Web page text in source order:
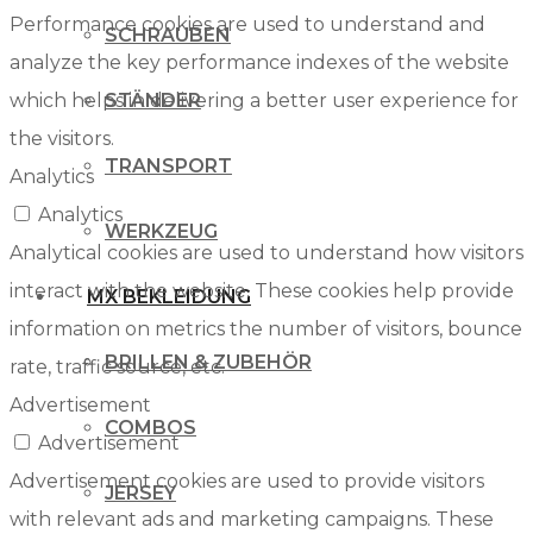
SCHRAUBEN
STÄNDER
TRANSPORT
WERKZEUG
MX BEKLEIDUNG
BRILLEN & ZUBEHÖR
COMBOS
JERSEY
Performance cookies are used to understand and
analyze the key performance indexes of the website
which helps in delivering a better user experience for
the visitors.
Analytics
Analytics
Analytical cookies are used to understand how visitors
interact with the website. These cookies help provide
information on metrics the number of visitors, bounce
rate, traffic source, etc.
Advertisement
Advertisement
Advertisement cookies are used to provide visitors
with relevant ads and marketing campaigns. These